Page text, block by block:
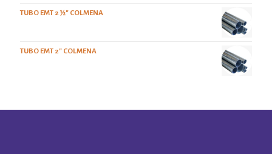
TUBO EMT 2 ½" COLMENA
TUBO EMT 2" COLMENA